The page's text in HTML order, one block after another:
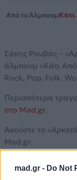
mad.gr - Do Not
Από το Άλμπουμ
Σάκης Ρουβάς –
άλμπουμ «Κάτι
Rock, Pop, Folk,
Περισσότερα
στο Mad.gr.
Ακούστε το
Mad.gr.